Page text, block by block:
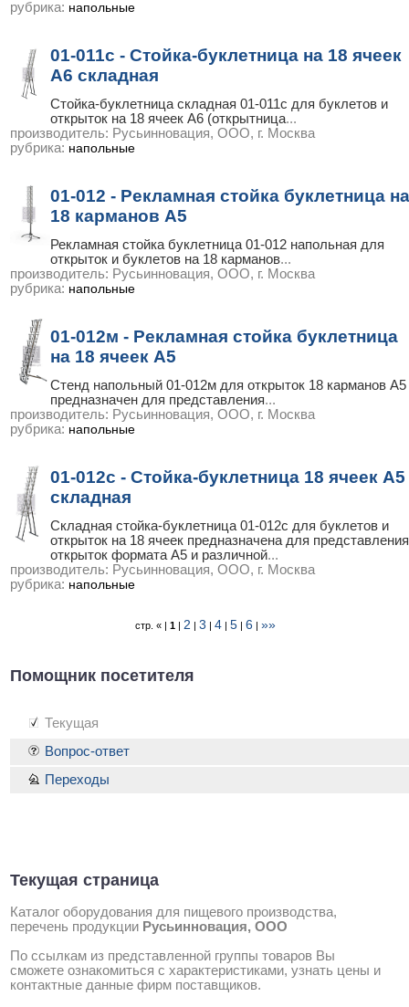
рубрика: напольные
01-011с - Стойка-буклетница на 18 ячеек
А6 складная
Стойка-буклетница складная 01-011с для буклетов и
открыток на 18 ячеек А6 (открытница...
производитель: Русьинновация, ООО, г. Москва
рубрика: напольные
01-012 - Рекламная стойка буклетница на
18 карманов А5
Рекламная стойка буклетница 01-012 напольная для
открыток и буклетов на 18 карманов...
производитель: Русьинновация, ООО, г. Москва
рубрика: напольные
01-012м - Рекламная стойка буклетница
на 18 ячеек А5
Стенд напольный 01-012м для открыток 18 карманов А5
предназначен для представления...
производитель: Русьинновация, ООО, г. Москва
рубрика: напольные
01-012с - Стойка-буклетница 18 ячеек А5
складная
Складная стойка-буклетница 01-012с для буклетов и
открыток на 18 ячеек предназначена для представления
открыток формата А5 и различной...
производитель: Русьинновация, ООО, г. Москва
рубрика: напольные
стр. « | 1| 2 | 3 | 4| 5| 6| »»
Помощник посетителя
Текущая
Текущая страница
Каталог оборудования для пищевого производства,
перечень продукции Русьинновация, ООО
По ссылкам из представленной группы товаров Вы
сможете ознакомиться с характеристиками, узнать цены и
контактные данные фирм поставщиков.
Вопрос-ответ
Переходы